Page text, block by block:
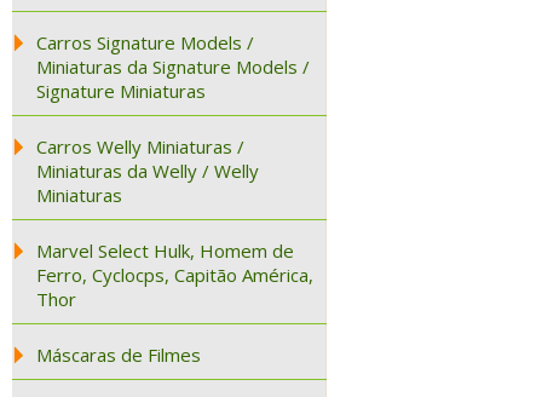
Carros Signature Models /
Miniaturas da Signature Models /
Signature Miniaturas
Carros Welly Miniaturas /
Miniaturas da Welly / Welly
Miniaturas
Marvel Select Hulk, Homem de
Ferro, Cyclocps, Capitão América,
Thor
Máscaras de Filmes